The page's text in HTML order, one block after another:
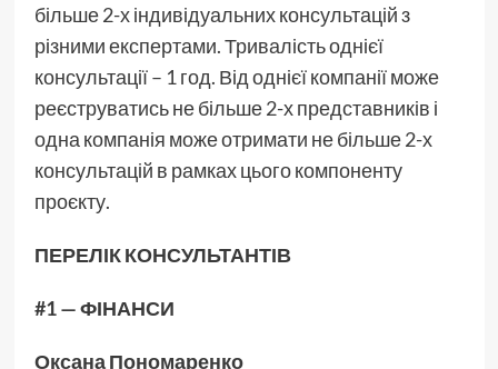
більше 2-х індивідуальних консультацій з
різними експертами. Тривалість однієї
консультації – 1 год. Від однієї компанії може
реєструватись не більше 2-х представників і
одна компанія може отримати не більше 2-х
консультацій в рамках цього компоненту
проєкту.
ПЕРЕЛІК КОНСУЛЬТАНТІВ
#1 — ФІНАНСИ
Оксана Пономаренко